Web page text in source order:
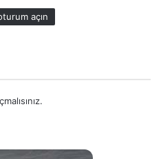
açın
.